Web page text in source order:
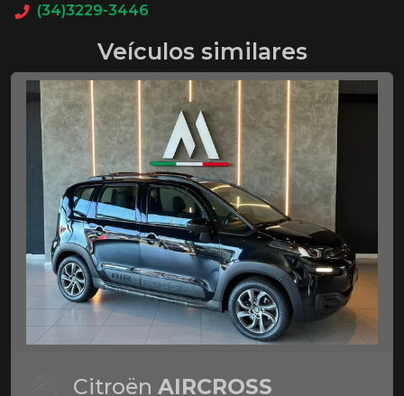
(34)3229-3446
Veículos similares
Citroën AIRCROSS